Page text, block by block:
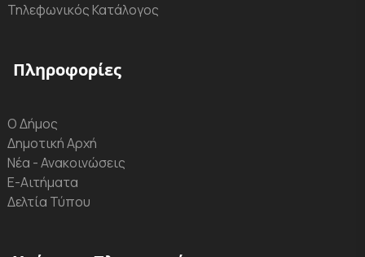
Τηλεφωνικός Κατάλογος
Πληροφορίες
Ο Δήμος
Δημοτική Αρχή
Νέα - Ανακοινώσεις
Ε-Αιτήματα
Δελτία Τύπου